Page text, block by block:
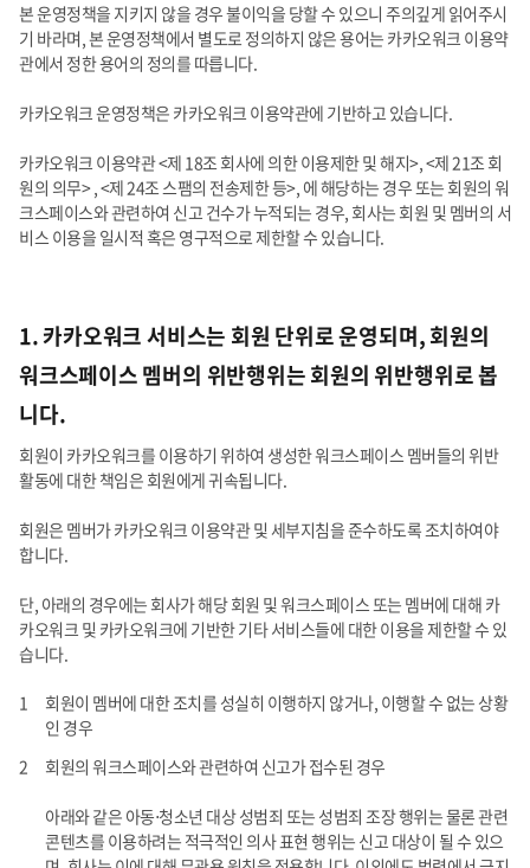
본 운영정책을 지키지 않을 경우 불이익을 당할 수 있으니 주의깊게 읽어주시
기 바라며, 본 운영정책에서 별도로 정의하지 않은 용어는 카카오워크 이용약
관에서 정한 용어의 정의를 따릅니다.
카카오워크 운영정책은 카카오워크 이용약관에 기반하고 있습니다.
카카오워크 이용약관 <제 18조 회사에 의한 이용제한 및 해지>, <제 21조 회
원의 의무> , <제 24조 스팸의 전송제한 등>, 에 해당하는 경우 또는 회원의 워
크스페이스와 관련하여 신고 건수가 누적되는 경우, 회사는 회원 및 멤버의 서
비스 이용을 일시적 혹은 영구적으로 제한할 수 있습니다.
1. 카카오워크 서비스는 회원 단위로 운영되며, 회원의
워크스페이스 멤버의 위반행위는 회원의 위반행위로 봅
니다.
회원이 카카오워크를 이용하기 위하여 생성한 워크스페이스 멤버들의 위반
활동에 대한 책임은 회원에게 귀속됩니다.
회원은 멤버가 카카오워크 이용약관 및 세부지침을 준수하도록 조치하여야
합니다.
단, 아래의 경우에는 회사가 해당 회원 및 워크스페이스 또는 멤버에 대해 카
카오워크 및 카카오워크에 기반한 기타 서비스들에 대한 이용을 제한할 수 있
습니다.
회원이 멤버에 대한 조치를 성실히 이행하지 않거나, 이행할 수 없는 상황
인 경우
회원의 워크스페이스와 관련하여 신고가 접수된 경우
아래와 같은 아동⋅청소년 대상 성범죄 또는 성범죄 조장 행위는 물론 관련
콘텐츠를 이용하려는 적극적인 의사 표현 행위는 신고 대상이 될 수 있으